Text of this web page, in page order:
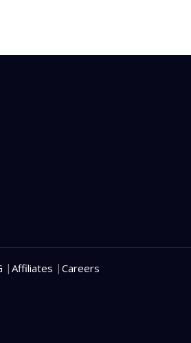
| Affiliates | Careers